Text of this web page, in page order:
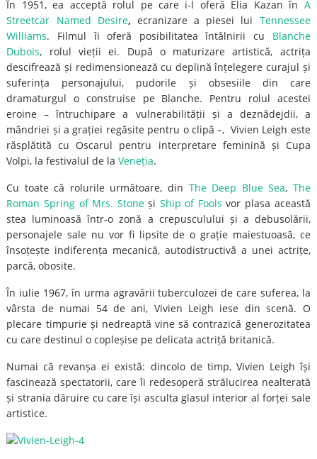
În 1951, ea acceptă rolul pe care i-l oferă Elia Kazan în A
Streetcar Named Desire, ecranizare a piesei lui Tennessee
Williams. Filmul îi oferă posibilitatea întâlnirii cu Blanche
Dubois, rolul vieții ei. După o maturizare artistică, actrița
descifrează și redimensionează cu deplină înțelegere curajul și
suferința personajului, pudorile și obsesiile din care
dramaturgul o construise pe Blanche. Pentru rolul acestei
eroine – întruchipare a vulnerabilității și a deznădejdii, a
mândriei și a grației regăsite pentru o clipă –, Vivien Leigh este
răsplătită cu Oscarul pentru interpretare feminină și Cupa
Volpi, la festivalul de laVeneția.
Cu toate că rolurile următoare, din The Deep Blue Sea, The
Roman Spring of Mrs. Stoneși Ship of Fools vor plasa această
stea luminoasă într-o zonă a crepusculului și a debusolării,
personajele sale nu vor fi lipsite de o grație maiestuoasă, ce
însoțește indiferența mecanică, autodistructivă a unei actrițe,
parcă, obosite.
În iulie 1967, în urma agravării tuberculozei de care suferea, la
vârsta de numai 54 de ani, Vivien Leigh iese din scenă. O
plecare timpurie și nedreaptă vine să contrazică generozitatea
cu care destinul o copleșise pe delicata actriță britanică.
Numai că revanșa ei există: dincolo de timp, Vivien Leigh își
fascinează spectatorii, care îi redesoperă strălucirea nealterată
și strania dăruire cu care își asculta glasul interior al forței sale
artistice.